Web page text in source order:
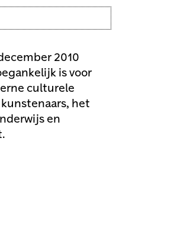
2010
is voor
culturele
het
en